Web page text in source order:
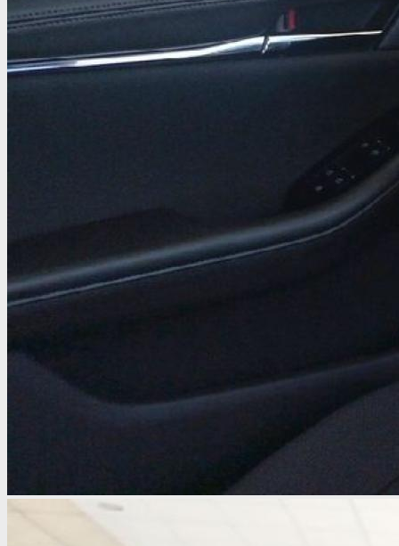
8441NJR
Combustible
Gasolina
Incluye todas las características de Mazda Selected y además:
Unidades exclusivas.
Opción de compra mediante Flexiopción MazdaSelected Plus.
Posibilidad de cobertura mecánica hasta el 10º año o